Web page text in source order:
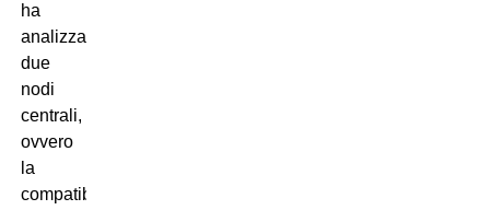
ha
analizzato
due
nodi
centrali,
ovvero
la
compatibilità